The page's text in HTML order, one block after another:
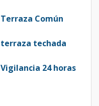
Terraza Común
terraza techada
Vigilancia 24 horas